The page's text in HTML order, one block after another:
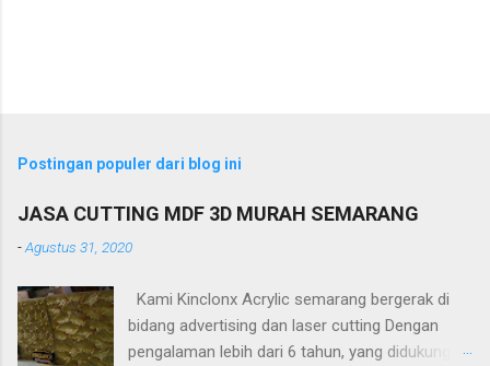
Postingan populer dari blog ini
JASA CUTTING MDF 3D MURAH SEMARANG
-Agustus 31, 2020
Kami Kinclonx Acrylic semarang bergerak di
bidang advertising dan laser cutting Dengan
pengalaman lebih dari 6 tahun, yang didukung